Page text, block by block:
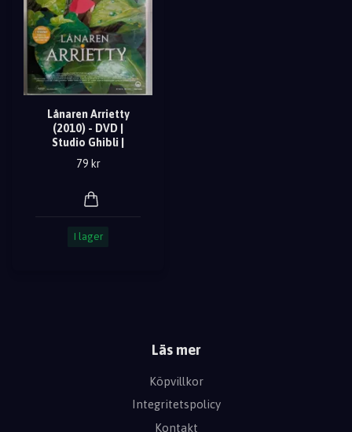
Lånaren Arrietty
(2010) - DVD |
Studio Ghibli |
79 kr
I lager
Läs mer
Köpvillkor
Integritetspolicy
Kontakt